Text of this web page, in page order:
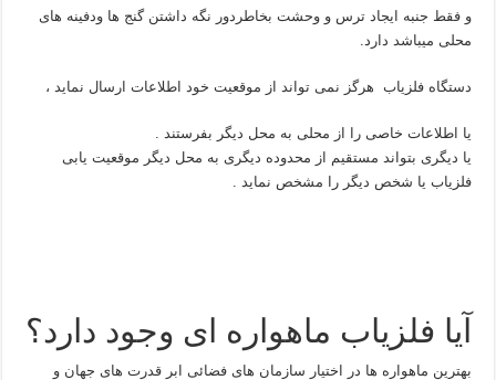
و فقط جنبه ایجاد ترس و وحشت بخاطردور نگه داشتن گنج ها ودفینه های
محلی میباشد دارد.
دستگاه فلزیاب هرگز نمی تواند از موقعیت خود اطلاعات ارسال نماید ،
یا اطلاعات خاصی را از محلی به محل دیگر بفرستند .
یا دیگری بتواند مستقیم از محدوده دیگری به محل دیگر موقعیت یابی
فلزیاب یا شخص دیگر را مشخص نماید .
آیا فلزیاب ماهواره ای وجود دارد؟
بهترین ماهواره ها در اختیار سازمان های فضائی ابر قدرت های جهان و